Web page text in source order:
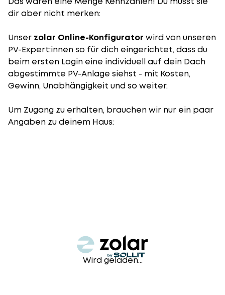
dir aber nicht merken:
Unser zolar Online-Konfigurator wird von unseren
PV-Expert:innen so für dich eingerichtet, dass du
beim ersten Login eine individuell auf dein Dach
abgestimmte PV-Anlage siehst - mit Kosten,
Gewinn, Unabhängigkeit und so weiter.
Um Zugang zu erhalten, brauchen wir nur ein paar
Angaben zu deinem Haus:
Wird geladen...